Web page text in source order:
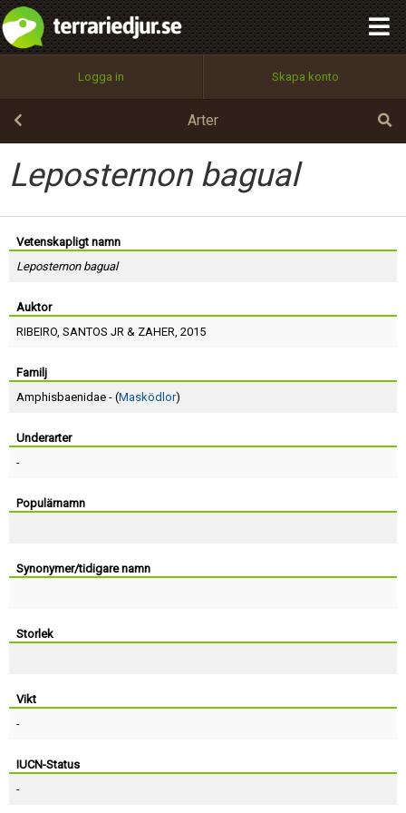
Logga in Skapa konto
Arter
Leposternon bagual
Vetenskapligt namn
Leposternon bagual
Auktor
RIBEIRO, SANTOS JR & ZAHER, 2015
Familj
Amphisbaenidae - (Masködlor)
Underarter
-
Populärnamn
Synonymer/tidigare namn
Storlek
Vikt
-
IUCN-Status
-
Utför
100%
OK
integritetspolicy
Namn:
Epost:
Användarnamn:
Lösenord:
Terms of Service
Skapa konto
Begär nytt lösenord
Tillbaka till förstasidan